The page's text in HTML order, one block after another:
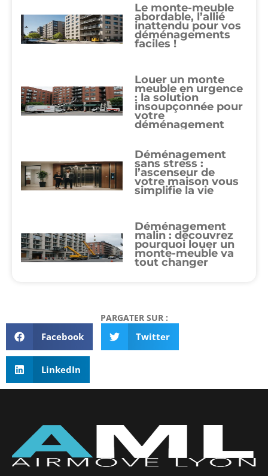
Le monte-meuble
abordable, l’allié
inattendu pour vos
déménagements
faciles !
Louer un monte
meuble en urgence
: la solution
insoupçonnée pour
votre
déménagement
Déménagement
sans stress :
l’ascenseur de
votre maison vous
simplifie la vie
Déménagement
malin : découvrez
pourquoi louer un
monte-meuble va
tout changer
PARGATER SUR :
Facebook Twitter
LinkedIn